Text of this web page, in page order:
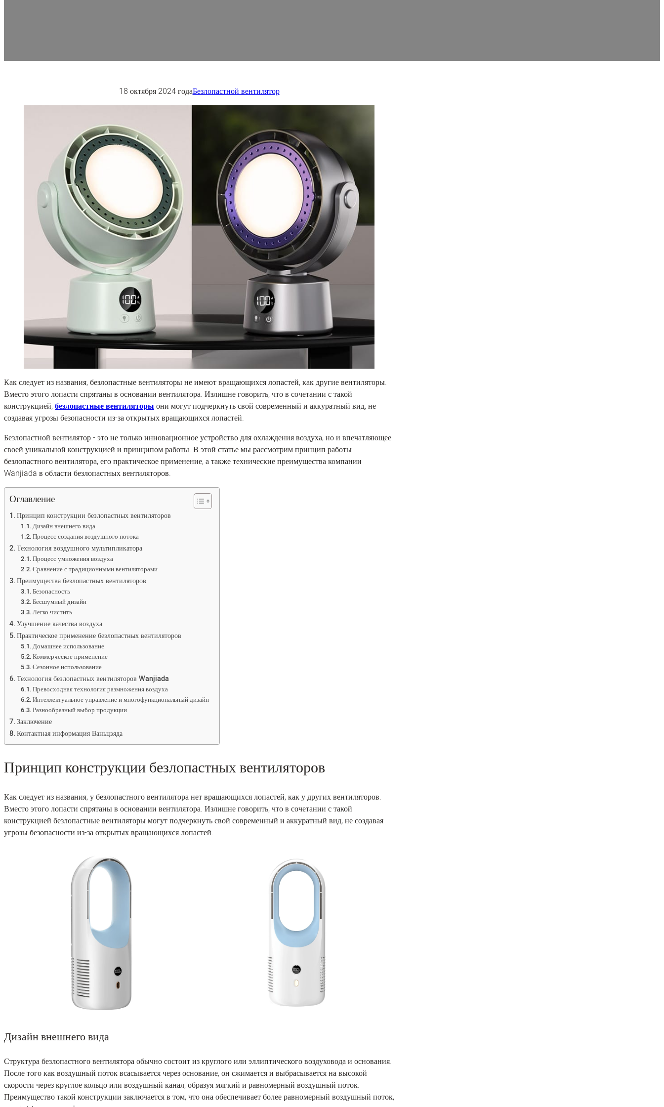
18 октября 2024 годаБезлопастной вентилятор
Как следует из названия, безлопастные вентиляторы не имеют вращающихся лопастей, как другие вентиляторы.
Вместо этого лопасти спрятаны в основании вентилятора. Излишне говорить, что в сочетании с такой
конструкцией,безлопастные вентиляторыони могут подчеркнуть свой современный и аккуратный вид, не
создавая угрозы безопасности из-за открытых вращающихся лопастей.
Безлопастной вентилятор - это не только инновационное устройство для охлаждения воздуха, но и впечатляющее
своей уникальной конструкцией и принципом работы. В этой статье мы рассмотрим принцип работы
безлопастного вентилятора, его практическое применение, а также технические преимущества компании
Wanjiada в области безлопастных вентиляторов.
Оглавление
Принцип конструкции безлопастных вентиляторов
Дизайн внешнего вида
Процесс создания воздушного потока
Технология воздушного мультипликатора
Процесс умножения воздуха
Сравнение с традиционными вентиляторами
Преимущества безлопастных вентиляторов
Безопасность
Бесшумный дизайн
Легко чистить
Улучшение качества воздуха
Практическое применение безлопастных вентиляторов
Домашнее использование
Коммерческое применение
Сезонное использование
Технология безлопастных вентиляторов Wanjiada
Превосходная технология размножения воздуха
Интеллектуальное управление и многофункциональный дизайн
Разнообразный выбор продукции
Заключение
Контактная информация Ваньцзяда
Принцип конструкции безлопастных вентиляторов
Как следует из названия, у безлопастного вентилятора нет вращающихся лопастей, как у других вентиляторов.
Вместо этого лопасти спрятаны в основании вентилятора. Излишне говорить, что в сочетании с такой
конструкцией безлопастные вентиляторы могут подчеркнуть свой современный и аккуратный вид, не создавая
угрозы безопасности из-за открытых вращающихся лопастей.
Дизайн внешнего вида
Структура безлопастного вентилятора обычно состоит из круглого или эллиптического воздуховода и основания.
После того как воздушный поток всасывается через основание, он сжимается и выбрасывается на высокой
скорости через круглое кольцо или воздушный канал, образуя мягкий и равномерный воздушный поток.
Преимущество такой конструкции заключается в том, что она обеспечивает более равномерный воздушный поток,